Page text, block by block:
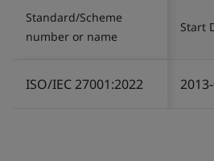
Standard/Scheme
number or name
Start
ISO/IEC 27001:2022